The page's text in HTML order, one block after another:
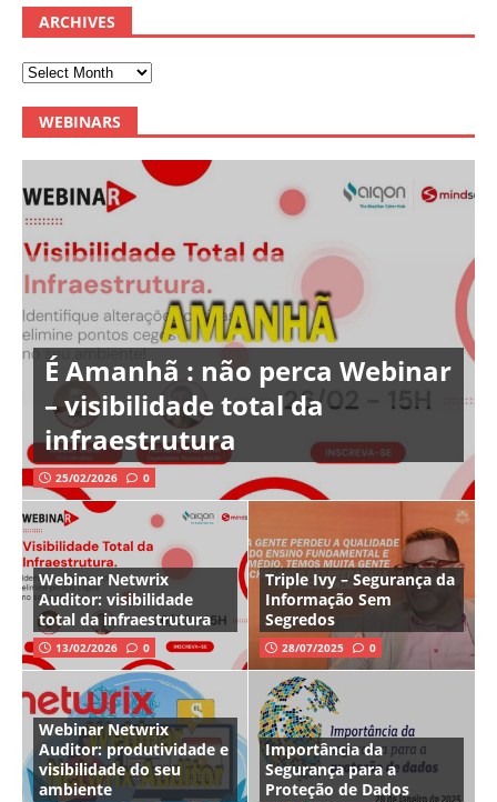
ARCHIVES
WEBINARS
É Amanhã : não perca Webinar
– visibilidade total da
infraestrutura
25/02/2026 0
Webinar Netwrix
Auditor: visibilidade
total da infraestrutura
13/02/2026 0
Triple Ivy – Segurança da
Informação Sem
Segredos
28/07/2025 0
Webinar Netwrix
Auditor: produtividade e
visibilidade do seu
ambiente
Importância da
Segurança para a
Proteção de Dados